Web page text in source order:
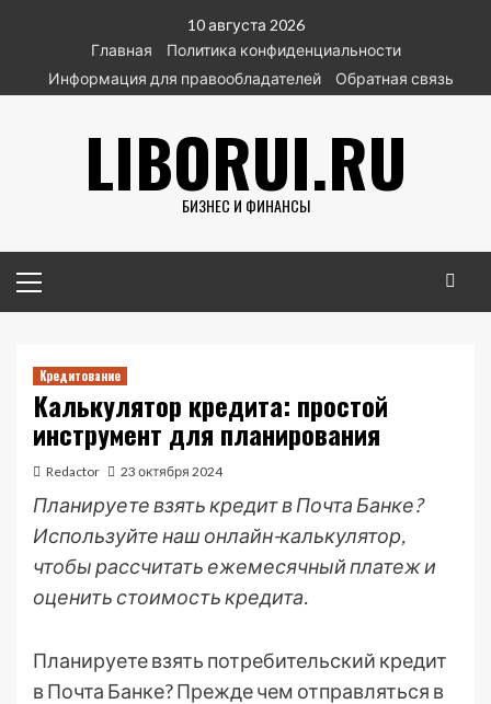
содержимому
10 августа 2026
Главная
Политика конфиденциальности
Информация для правообладателей
Обратная связь
LIBORUI.RU
БИЗНЕС И ФИНАНСЫ
меню
Кредитование
Калькулятор кредита: простой
инструмент для планирования
Redactor 23 октября 2024
Планируете взять кредит в Почта Банке?
Используйте наш онлайн-калькулятор,
чтобы рассчитать ежемесячный платеж и
оценить стоимость кредита.
Планируете взять потребительский кредит
в Почта Банке? Прежде чем отправляться в